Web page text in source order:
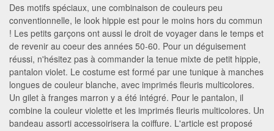
Des motifs spéciaux, une combinaison de couleurs peu
conventionnelle, le look hippie est pour le moins hors du commun
! Les petits garçons ont aussi le droit de voyager dans le temps et
de revenir au coeur des années 50-60. Pour un déguisement
réussi, n'hésitez pas à commander la tenue mixte de petit hippie,
pantalon violet. Le costume est formé par une tunique à manches
longues de couleur blanche, avec imprimés fleuris multicolores.
Un gilet à franges marron y a été intégré. Pour le pantalon, il
combine la couleur violette et les imprimés fleuris multicolores. Un
bandeau assorti accessoirisera la coiffure. L'article est proposé